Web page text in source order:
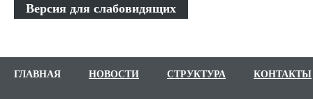
Версия для слабовидящих
ГЛАВНАЯ НОВОСТИ СТРУКТУРА КОНТАКТЫ